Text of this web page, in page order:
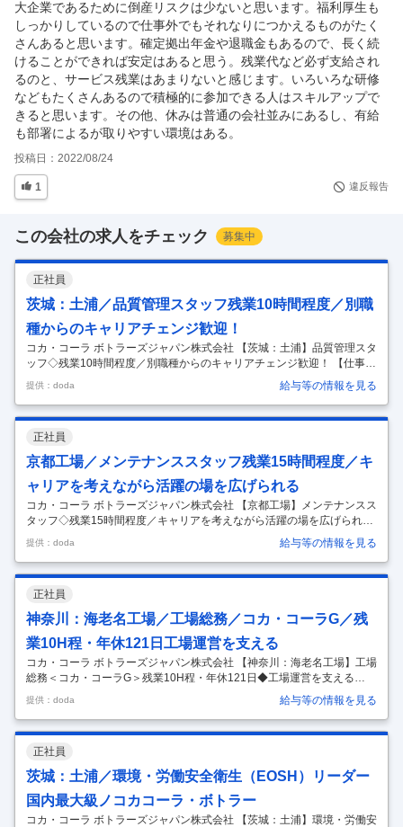
大企業であるために倒産リスクは少ないと思います。福利厚生も
しっかりしているので仕事外でもそれなりにつかえるものがたく
さんあると思います。確定拠出年金や退職金もあるので、長く続
けることができれば安定はあると思う。残業代など必ず支給され
るのと、サービス残業はあまりないと感じます。いろいろな研修
などもたくさんあるので積極的に参加できる人はスキルアップで
きると思います。その他、休みは普通の会社並みにあるし、有給
も部署によるが取りやすい環境はある。
投稿日： 2022/08/24
1 違反報告
この会社の求人をチェック 募集中
正社員
茨城：土浦／品質管理スタッフ残業10時間程度／別職
種からのキャリアチェンジ歓迎！
コカ・コーラ ボトラーズジャパン株式会社 【茨城：土浦】品質管理スタ
ッフ◇残業10時間程度／別職種からのキャリアチェンジ歓迎！ 【仕事内
容】 【茨城：土浦】品質管理スタッフ◇残業10時間程度／別職種からの
キャリアチェンジ歓迎！ 【具体的な仕事内容】 ～製造領域でのご経験を
お持ちの方も歓迎！／「コカ・コーラ」や「アクエリアス」、「ジョー
ジア」など様々なトップブランドを取り扱う同社茨城工場にて品質管理
スタッフとしてご活躍いただける方を募集致します～ ■職務内容：当社
の品質管理スタッフとして、コカ・コーラ製品の品質管理および工程状
態の確認をお任せ致します。 【具体的な業務内容】 ◇FSMSおよびQM
…
提供：doda 給与等の情報を見る
正社員
京都工場／メンテナンススタッフ残業15時間程度／キ
ャリアを考えながら活躍の場を広げられる
コカ・コーラ ボトラーズジャパン株式会社 【京都工場】メンテナンスス
タッフ◇残業15時間程度／キャリアを考えながら活躍の場を広げられる
◎ 【仕事内容】 【京都工場】メンテナンススタッフ◇残業15時間程度
／キャリアを考えながら活躍の場を広げられる◎ 【具体的な仕事内容】
～「コカ・コーラ」「綾鷹」「ジョージア」など様々なトップブランド
を展開／空調服あり／休憩室環境も充実しており働きやすい環境が整っ
ています～ ■業務内容：工場内のメンテナンス業務をご経験やスキルに
応じて徐々にお任せ致します。 【具体的な業務内容】 ◇制御回路の構築
や電気工事、工作機械などの使用によるライン機器のメンテナンスおよ
び改 …
提供：doda 給与等の情報を見る
正社員
神奈川：海老名工場／工場総務／コカ・コーラG／残
業10H程・年休121日工場運営を支える
コカ・コーラ ボトラーズジャパン株式会社 【神奈川：海老名工場】工場
総務＜コカ・コーラG＞残業10H程・年休121日◆工場運営を支える
【仕事内容】 【神奈川：海老名工場】工場総務＜コカ・コーラG＞残業
10H程・年休121日◆工場運営を支える 【具体的な仕事内容】 ～業界未
経験・第二新卒歓迎！／「コカ・コーラ」や「アクエリアス」、「ジョ
ージア」など様々なトップブランドを取り扱う同社の海老名工場にて工
場総務スタッフとしてご活躍いただける方を募集致します～ ■概要概
要：コカ・コーラブランドの製品を製造する工場での工場総務をご担当
頂きます。 【具体的な業務内容例や役割】 ・本社供給計画部門と連携に
よ…
提供：doda 給与等の情報を見る
正社員
茨城：土浦／環境・労働安全衛生（EOSH）リーダー
国内最大級ノコカコーラ・ボトラー
コカ・コーラ ボトラーズジャパン株式会社 【茨城：土浦】環境・労働安